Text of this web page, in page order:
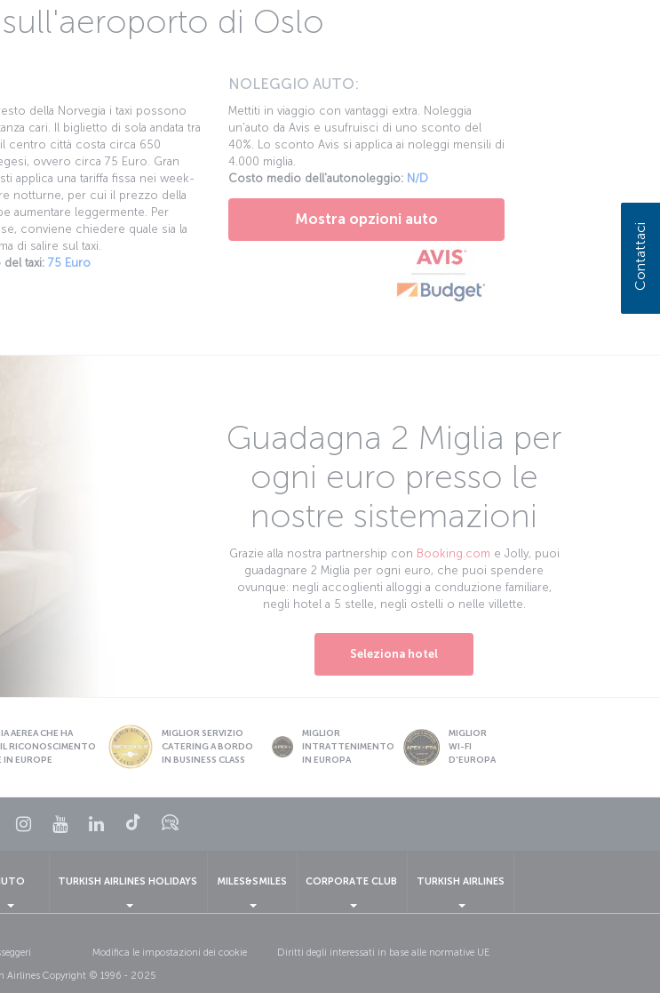
di Oslo
della Norvegia i taxi possono
cari. Il biglietto di sola andata tra
centro città costa circa 650
ovvero circa 75 Euro. Gran
applica una tariffa fissa nei week-
notturne, per cui il prezzo della
aumentare leggermente. Per
conviene chiedere quale sia la
di salire sul taxi.
del taxi: 75 Euro
NOLEGGIO AUTO:
Mettiti in viaggio con vantaggi extra. Noleggia
un'auto da Avis e usufruisci di uno sconto del
40%. Lo sconto Avis si applica ai noleggi mensili di
4.000 miglia.
Costo medio dell'autonoleggio: N/D
Mostra opzioni auto
Guadagna 2 Miglia per
ogni euro presso le
nostre sistemazioni
Grazie alla nostra partnership con Booking.com e Jolly, puoi
guadagnare 2 Miglia per ogni euro, che puoi spendere
ovunque: negli accoglienti alloggi a conduzione familiare,
negli hotel a 5 stelle, negli ostelli o nelle villette.
Seleziona hotel
AEREA CHE HA
RICONOSCIMENTO
IN EUROPE
MIGLIOR SERVIZIO
CATERING A BORDO
IN BUSINESS CLASS
MIGLIOR
INTRATTENIMENTO
IN EUROPA
MIGLIOR
WI-FI
D'EUROPA
Instagram
YouTubeLinkedIn
TikTokBlog
TURKISH AIRLINES HOLIDAYS MILES&SMILES CORPORATE CLUB TURKISH AIRLINES
Modifica le impostazioni dei cookie
Diritti degli interessati in base alle normative UE
Airlines Copyright © 1996 - 2025
Contattaci